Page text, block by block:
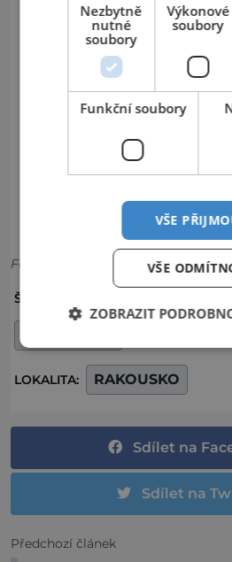
Foto: Shutterstock
ŠTÍTKY:
LOKALITA: RAKOUSKO
Sdílet na
Sdílet na
Předchozí článek
Nezbytně
nutné
soubory
Výkonové
soubory
Funkční soubory
VŠE
VŠE
ZOBRAZIT